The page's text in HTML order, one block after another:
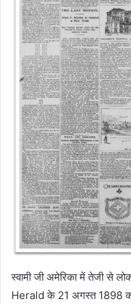
स्वामी जी अमेरिका में तेजी से
Herald के 21 अगस्त 1898